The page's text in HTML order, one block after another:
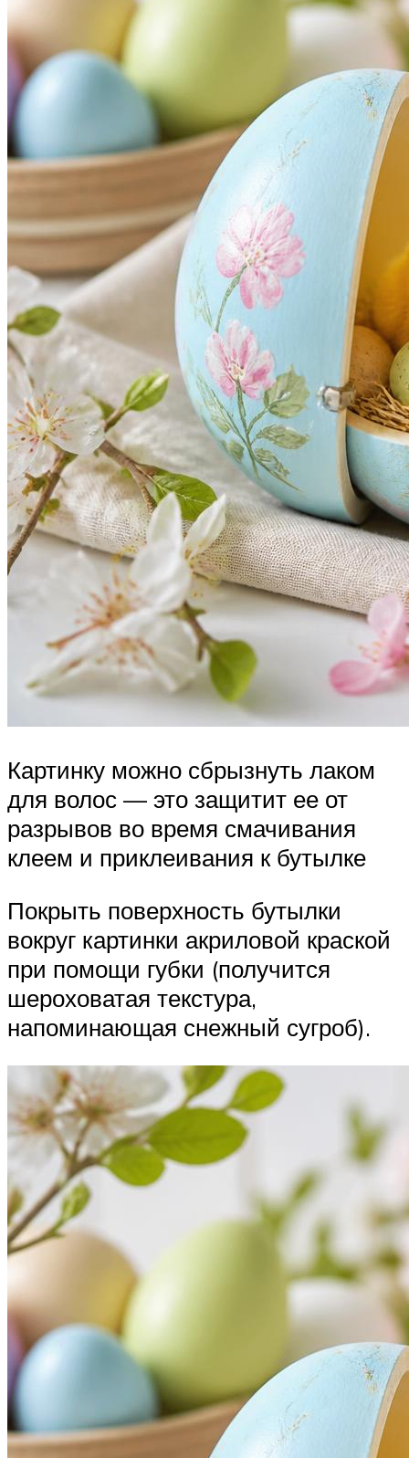
Картинку можно сбрызнуть лаком
для волос — это защитит ее от
разрывов во время смачивания
клеем и приклеивания к бутылке
Покрыть поверхность бутылки
вокруг картинки акриловой краской
при помощи губки (получится
шероховатая текстура,
напоминающая снежный сугроб).